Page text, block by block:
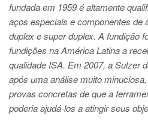
fundada em 1959 é altamente
aços especiais e componentes de
duplex e super duplex. A fundição
fundições na América Latina a
qualidade ISA. Em 2007, a Sulzer
após uma análise muito
provas concretas de que a
poderia ajudá-los a atingir seus